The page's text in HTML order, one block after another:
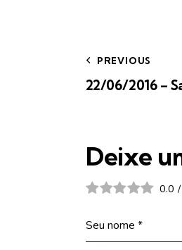
PREVIOUS
22/06/2016 –
Deixe
0.0 /